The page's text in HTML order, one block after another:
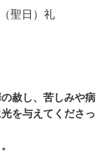
赦し、苦しみや病
を与えてくださっ